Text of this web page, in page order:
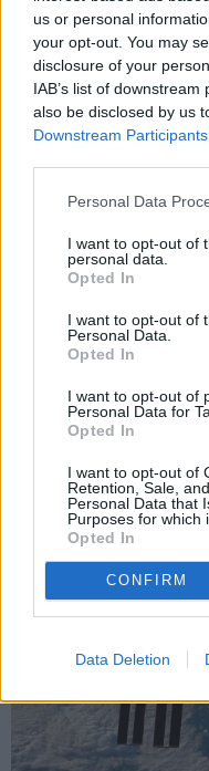
us or personal
your opt-out. You may
disclosure of your
IAB’s list of
also be disclosed by us
Downstream Participants
Personal Data
I want to opt-out of
personal data.
Opted In
I want to opt-out of
Personal Data.
Opted In
I want to opt-out of
Personal Data for
Opted In
I want to opt-out of
Retention, Sale,
Personal Data that
Purposes for which
Opted In
CONFIRM
Data Deletion
«Πείραξαν»
Νοημοσύνη – Το